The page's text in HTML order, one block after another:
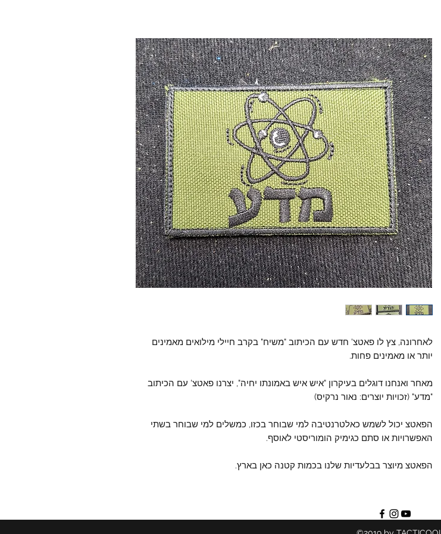
לאחרונה, צץ לו פאטצ' חדש עם הכיתוב "משיח" בקרב חיילי מילואים מאמינים
יותר או מאמינים פחות.
מאחר ואנחנו דוגלים בעיקרון "איש איש באמונתו יחיה", יצרנו פאטצ' עם הכיתוב
"מדע" (זכויות יוצרים: נאור נרקיס)
הפאטצ יכול לשמש כאלטרנטיבה למי שבוחר בכזו, כמשלים למי שבוחר בשתי
האפשרויות או סתם כגימיק הומוריסטי לאוסף.
הפאטצ מיוצר בבלעדיות שלנו בכמות קטנה כאן בארץ.